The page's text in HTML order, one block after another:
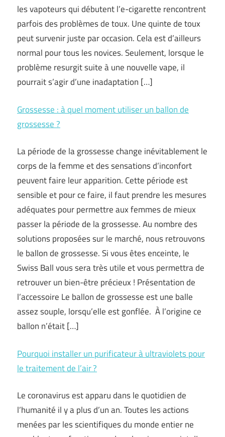
les vapoteurs qui débutent l’e-cigarette rencontrent
parfois des problèmes de toux. Une quinte de toux
peut survenir juste par occasion. Cela est d’ailleurs
normal pour tous les novices. Seulement, lorsque le
problème resurgit suite à une nouvelle vape, il
pourrait s’agir d’une inadaptation […]
Grossesse : à quel moment utiliser un ballon de
grossesse ?
La période de la grossesse change inévitablement le
corps de la femme et des sensations d’inconfort
peuvent faire leur apparition. Cette période est
sensible et pour ce faire, il faut prendre les mesures
adéquates pour permettre aux femmes de mieux
passer la période de la grossesse. Au nombre des
solutions proposées sur le marché, nous retrouvons
le ballon de grossesse. Si vous êtes enceinte, le
Swiss Ball vous sera très utile et vous permettra de
retrouver un bien-être précieux ! Présentation de
l’accessoire Le ballon de grossesse est une balle
assez souple, lorsqu’elle est gonflée. À l’origine ce
ballon n’était […]
Pourquoi installer un purificateur à ultraviolets pour
le traitement de l’air ?
Le coronavirus est apparu dans le quotidien de
l’humanité il y a plus d’un an. Toutes les actions
menées par les scientifiques du monde entier ne